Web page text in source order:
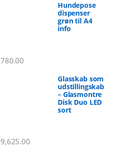
Hundepose
dispenser
grøn til A4
info
780.00
Glasskab som
udstillingskab
– Glasmontre
Disk Duo LED
sort
9,625.00